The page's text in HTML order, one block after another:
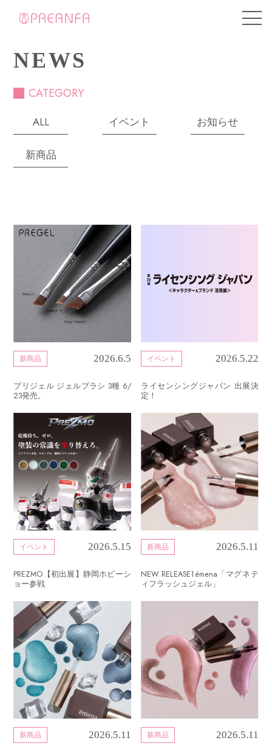
NEWS
CATEGORY
ALL イベント お知らせ
新商品
新商品 2026.6.5
プリジェル ジェルブラシ 3種 6/
23発売。
イベント 2026.5.22
ライセンシングジャパン 出展決
定！
イベント 2026.5.15
PREZMO【初出展】静岡ホビーシ
ョー参戦
新商品 2026.5.11
NEW RELEASE⌇émena「マグネテ
ィフラッシュジェル」
新商品 2026.5.11 新商品 2026.5.11